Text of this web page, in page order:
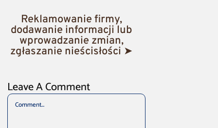
Reklamowanie firmy,
dodawanie informacji lub
wprowadzanie zmian,
zgłaszanie nieścisłości ➤
Leave A Comment
Comment